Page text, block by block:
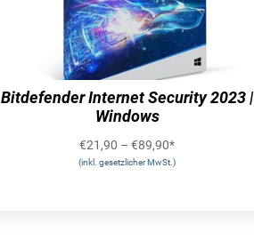
Bitdefender Internet Security 2023 |
Windows
€21,90 –€89,90*
(inkl. gesetzlicher MwSt.)